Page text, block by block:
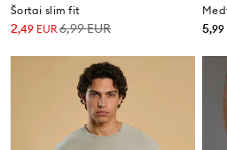
Šortai slim fit
2,49 EUR 6,99EUR 5,99